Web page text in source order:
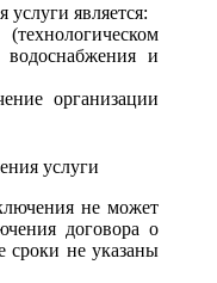
услуги является:
водоснабжения и
организации
услуги
не может
договора о
сроки не указаны